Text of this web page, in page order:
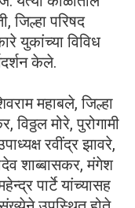
जिल्हा परिषद
युकांच्या विविध
केले.
महाबले, जिल्हा
मोरे, पुरोगामी
रवींद्र झावरे,
शाब्बासकर, मंगेश
पार्टे यांच्यासह